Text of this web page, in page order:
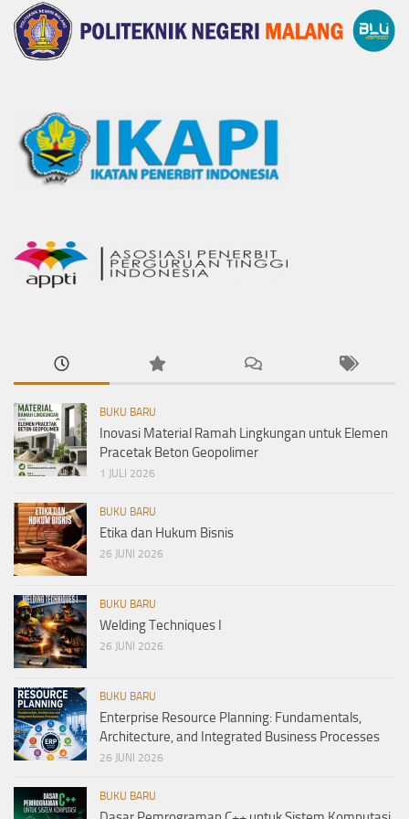
BUKU BARU
Inovasi Material Ramah Lingkungan untuk Elemen
Pracetak Beton Geopolimer
1 JULI 2026
BUKU BARU
Etika dan Hukum Bisnis
26 JUNI 2026
BUKU BARU
Welding Techniques I
26 JUNI 2026
BUKU BARU
Enterprise Resource Planning: Fundamentals,
Architecture, and Integrated Business Processes
26 JUNI 2026
BUKU BARU